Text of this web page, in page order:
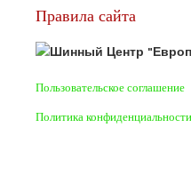
Правила сайта
Пользовательское соглашение
Политика конфиденциальности